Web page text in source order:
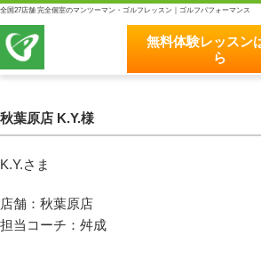
全国27店舗 完全個室のマンツーマン・ゴルフレッスン｜ゴルフパフォーマンス
無料体験レッスン
ら
無料体験レッスンはこ
完全個室マンツーマンレッスン
統一されたレッスン理論
秋葉原店 K.Y.様
K.Y.さま
店舗：秋葉原店
担当コーチ：舛成